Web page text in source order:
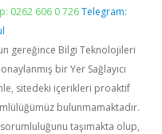
0262 606 0 726 Telegram:
gereğince Bilgi Teknolojileri
bir Yer Sağlayıcı
sitedeki içerikleri proaktif
bulunmamaktadır.
taşımakta olup,